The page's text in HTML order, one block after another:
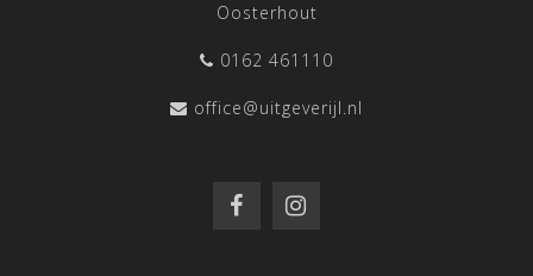
Oosterhout
0162 461110
office@uitgeverijl.nl